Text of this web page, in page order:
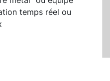
temps réel ou